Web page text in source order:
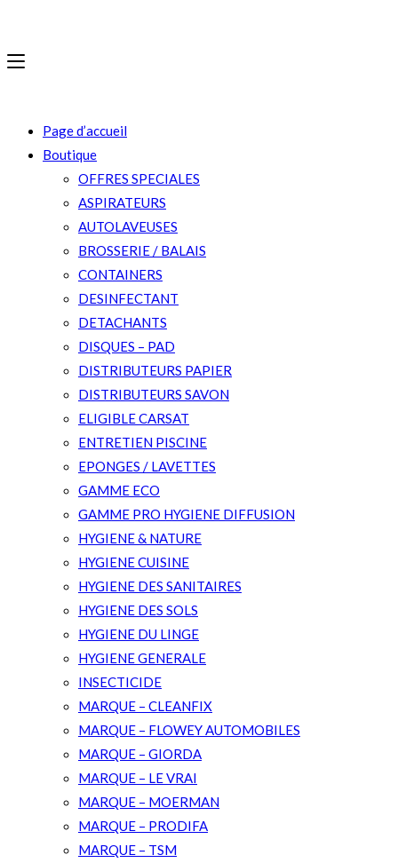
Page d’accueil
Boutique
OFFRES SPECIALES
ASPIRATEURS
AUTOLAVEUSES
BROSSERIE / BALAIS
CONTAINERS
DESINFECTANT
DETACHANTS
DISQUES – PAD
DISTRIBUTEURS PAPIER
DISTRIBUTEURS SAVON
ELIGIBLE CARSAT
ENTRETIEN PISCINE
EPONGES / LAVETTES
GAMME ECO
GAMME PRO HYGIENE DIFFUSION
HYGIENE & NATURE
HYGIENE CUISINE
HYGIENE DES SANITAIRES
HYGIENE DES SOLS
HYGIENE DU LINGE
HYGIENE GENERALE
INSECTICIDE
MARQUE – CLEANFIX
MARQUE – FLOWEY AUTOMOBILES
MARQUE – GIORDA
MARQUE – LE VRAI
MARQUE – MOERMAN
MARQUE – PRODIFA
MARQUE – TSM